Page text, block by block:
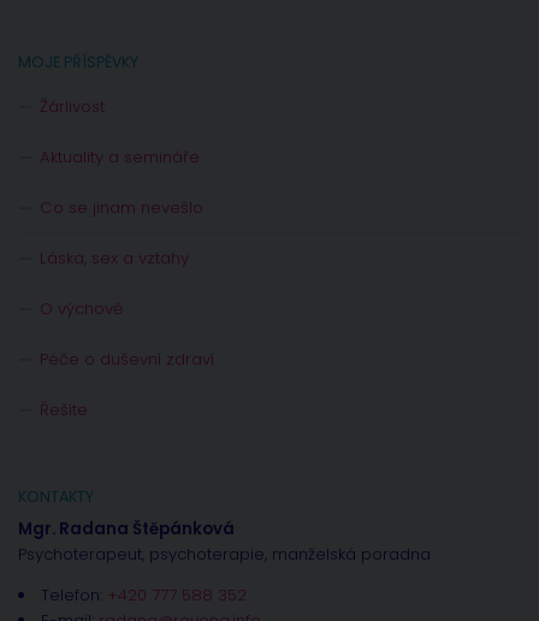
MOJE PŘÍSPĚVKY
Žárlivost
Aktuality a semináře
Co se jinam nevešlo
Láska, sex a vztahy
O výchově
Péče o duševní zdraví
Řešíte
KONTAKTY
Mgr. Radana Štěpánková
Psychoterapeut, psychoterapie, manželská poradna
Telefon: +420 777 588 352